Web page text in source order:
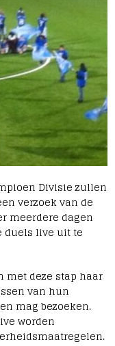
Divisie zullen
verzoek van de
meerdere dagen
duels live uit te
met deze stap haar
van hun
mag bezoeken.
worden